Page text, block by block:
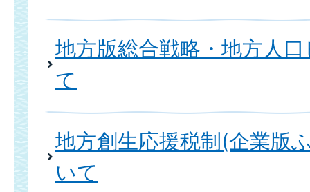
地方版総合戦略・地方人
て
地方創生応援税制(企業版
いて